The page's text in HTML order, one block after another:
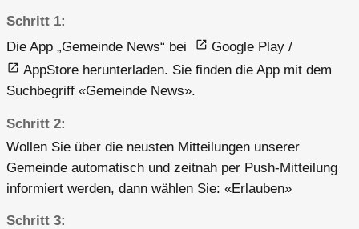
Schritt 1
Die App „Gemeinde News“ bei
Google Play/
AppStoreherunterladen. Sie finden die App mit dem
Suchbegriff «Gemeinde News».
Schritt 2
Wollen Sie über die neusten Mitteilungen unserer
Gemeinde automatisch und zeitnah per Push-Mitteilung
informiert werden, dann wählen Sie: «Erlauben»
Schritt 3